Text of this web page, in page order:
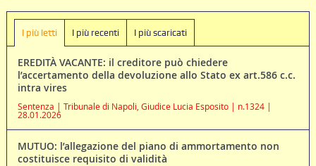
I più letti I più recenti I più scaricati
EREDITÀ VACANTE: il creditore può chiedere
l’accertamento della devoluzione allo Stato ex art.586 c.c.
intra vires
Sentenza | Tribunale di Napoli, Giudice Lucia Esposito | n.1324 |
28.01.2026
MUTUO: l’allegazione del piano di ammortamento non
costituisce requisito di validità